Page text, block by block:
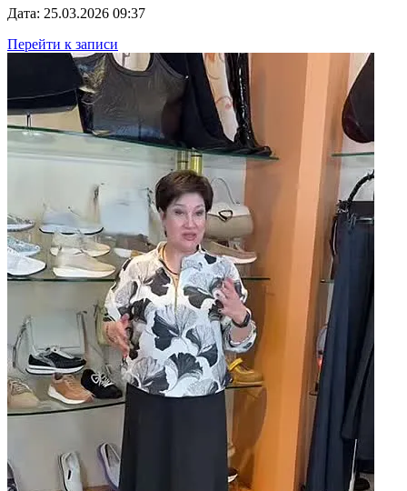
Дата: 25.03.2026 09:37
Перейти к записи